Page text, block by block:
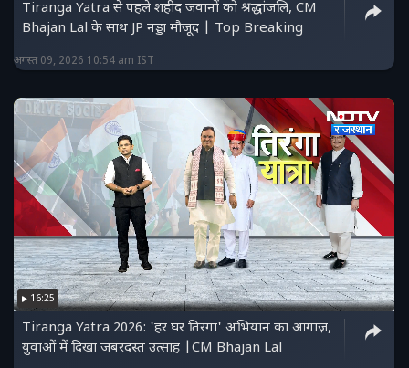
Tiranga Yatra से पहले शहीद जवानों को श्रद्धांजलि, CM
Bhajan Lal के साथ JP नड्डा मौजूद | Top Breaking
अगस्त 09, 2026 10:54 am IST
16:25
Tiranga Yatra 2026: 'हर घर तिरंगा' अभियान का आगाज़,
युवाओं में दिखा जबरदस्त उत्साह |CM Bhajan Lal